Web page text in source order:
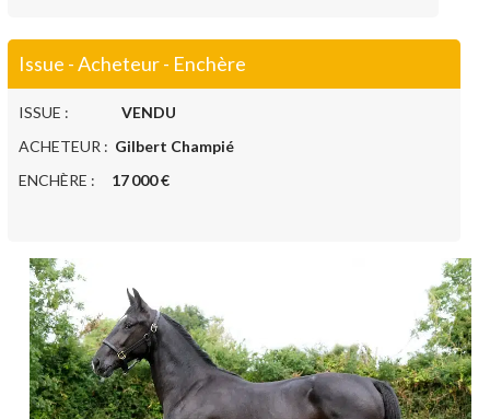
Issue - Acheteur - Enchère
ISSUE : VENDU
ACHETEUR : Gilbert Champié
ENCHÈRE : 17 000 €